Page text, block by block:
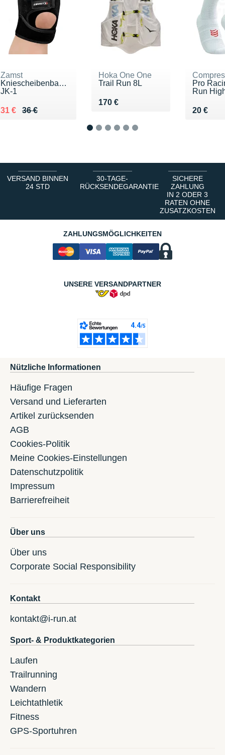
Zamst
Kniescheibenbandage
JK-1
36 €
Au lieu de 36 €
31 €
Vendu 31 €
Hoka One One
Trail Run 8L
170 €
Vendu 170 €
Pro
Run
20 €
Vendu
VERSAND BINNEN
24 STD
30-TAGE-
RÜCKSENDEGARANTIE
SICHERE
ZAHLUNG
IN 2 ODER 3
RATEN OHNE
ZUSATZKOSTEN
ZAHLUNGSMÖGLICHKEITEN
UNSERE VERSANDPARTNER
Nützliche Informationen
Häufige Fragen
Versand und Lieferarten
Artikel zurücksenden
AGB
Cookies-Politik
Meine Cookies-Einstellungen
Datenschutzpolitik
Impressum
Barrierefreiheit
Über uns
Über uns
Corporate Social Responsibility
Kontakt
kontakt@i-run.at
Sport- & Produktkategorien
Laufen
Trailrunning
Wandern
Leichtathletik
Fitness
GPS-Sportuhren